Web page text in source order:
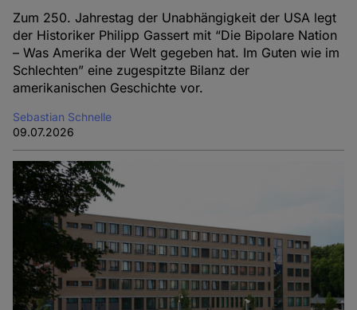
Zum 250. Jahrestag der Unabhängigkeit der USA legt
der Historiker Philipp Gassert mit “Die Bipolare Nation
– Was Amerika der Welt gegeben hat. Im Guten wie im
Schlechten” eine zugespitzte Bilanz der
amerikanischen Geschichte vor.
Sebastian Schnelle
09.07.2026